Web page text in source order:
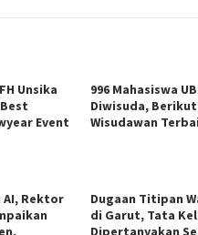
Unsika
Event
996 Mahasiswa
Diwisuda, Berikut
Wisudawan
AI, Rektor
Dugaan Titipan
di Garut, Tata
Dipertanyakan